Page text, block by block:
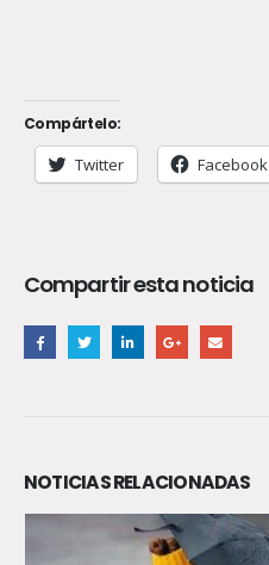
Compártelo:
Twitter Facebook
Compartir esta noticia
NOTICIAS RELACIONADAS